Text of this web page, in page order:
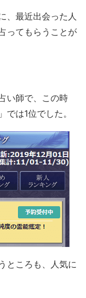
、最近出会った人
ってもらうことが
い師で、この時
」では1位でした。
ところも、人気に